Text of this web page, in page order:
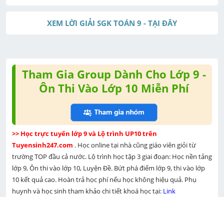
XEM LỜI GIẢI SGK TOÁN 9 - TẠI ĐÂY
Tham Gia Group Dành Cho Lớp 9 -
Ôn Thi Vào Lớp 10 Miễn Phí
>> Học trực tuyến lớp 9 và Lộ trình UP10 trên
Tuyensinh247.com . Học online tại nhà cũng giáo viên giỏi từ
trường TOP đầu cả nước. Lộ trình học tập 3 giai đoạn: Học nền tảng
lớp 9, Ôn thi vào lớp 10, Luyện Đề. Bứt phá điểm lớp 9, thi vào lớp
10 kết quả cao. Hoàn trả học phí nếu học không hiệu quả. Phụ
huynh và học sinh tham khảo chi tiết khoá học tại: Link